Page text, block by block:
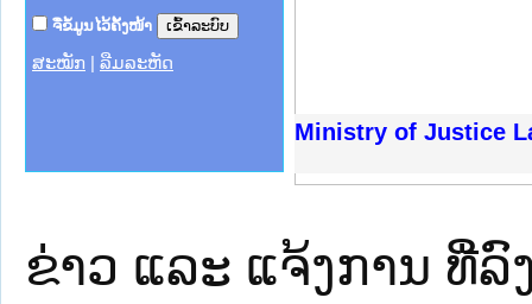
ຈື່ຂໍ້ມູນໄວ້ຄັ້ງໜ້າ
ສະໝັກ ລືມລະຫັດ
Ministry of Justice
ຊາຊົນ ພາກເໜືອ
ການ
ກາງ
ກໃຕ້
ນຕຳຫຼວດປະຊາຊົນ
ສັນຕິບານປະຊາຊົນ
ກເໜືອ
ຊາຊົນ ພາກກາງ
ຂ່າວ ແລະ ແຈ້ງການ ທີ່